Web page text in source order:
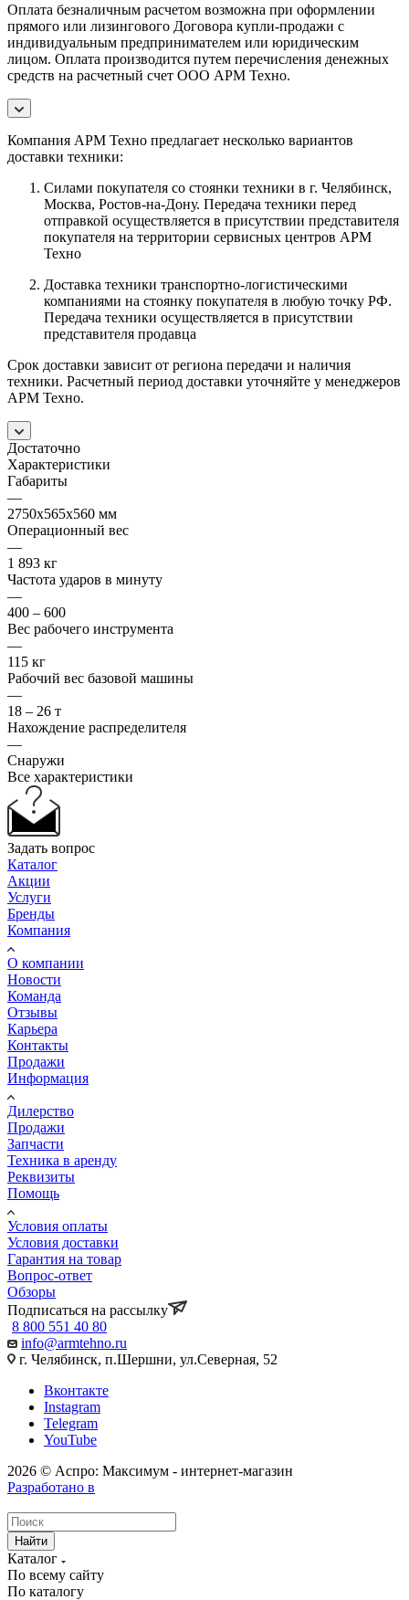
Оплата безналичным расчетом возможна при оформлении
прямого или лизингового Договора купли-продажи с
индивидуальным предпринимателем или юридическим
лицом. Оплата производится путем перечисления денежных
средств на расчетный счет ООО АРМ Техно.
Компания АРМ Техно предлагает несколько вариантов
доставки техники:
Силами покупателя со стоянки техники в г. Челябинск,
Москва, Ростов-на-Дону. Передача техники перед
отправкой осуществляется в присутствии представителя
покупателя на территории сервисных центров АРМ
Техно
Доставка техники транспортно-логистическими
компаниями на стоянку покупателя в любую точку РФ.
Передача техники осуществляется в присутствии
представителя продавца
Срок доставки зависит от региона передачи и наличия
техники. Расчетный период доставки уточняйте у менеджеров
АРМ Техно.
Достаточно
Характеристики
Габариты
—
2750х565х560 мм
Операционный вес
—
1 893 кг
Частота ударов в минуту
—
400 – 600
Вес рабочего инструмента
—
115 кг
Рабочий вес базовой машины
—
18 – 26 т
Нахождение распределителя
—
Снаружи
Все характеристики
Задать вопрос
Каталог
Акции
Услуги
Бренды
Компания
О компании
Новости
Команда
Отзывы
Карьера
Контакты
Продажи
Информация
Дилерство
Продажи
Запчасти
Техника в аренду
Реквизиты
Помощь
Условия оплаты
Условия доставки
Гарантия на товар
Вопрос-ответ
Обзоры
Подписаться на рассылку
8 800 551 40 80
info@armtehno.ru
г. Челябинск, п.Шершни, ул.Северная, 52
Вконтакте
Instagram
Telegram
YouTube
2026 © Аспро: Максимум - интернет-магазин
Разработано в
Найти
Каталог
По всему сайту
По каталогу